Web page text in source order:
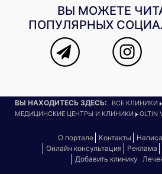
ВЫ МОЖЕТЕ
ПОПУЛЯРНЫХ
ВЫ НАХОДИТЕСЬ ЗДЕСЬ:
ВСЕ КЛИНИКИ
МЕДИЦИНСКИЕ ЦЕНТРЫ И КЛИНИКИ
OLTIN
О портале Контакты
Онлайн консультация
Реклама
Добавить клинику